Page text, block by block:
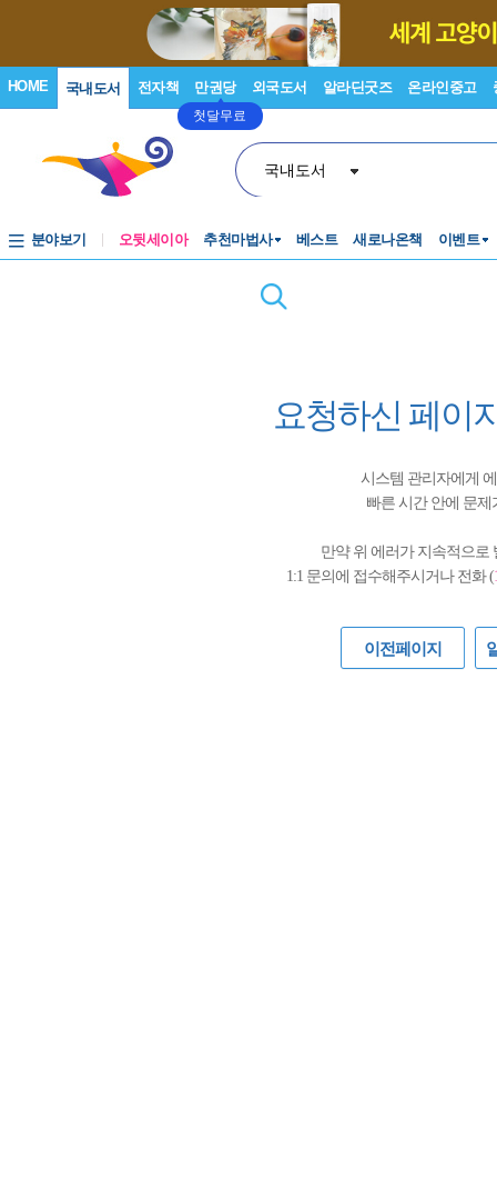
HOME 국내도서 전자책 만권당
첫달무료
외국도서 알라딘굿즈 온라인중고
국내도서
분야보기 오뒷세이아 추천마법사 베스트 새로나온책 이벤트
요청하신 페이
시스템 관리자에게
빠른 시간 안에 문
만약 위 에러가 지속적으로
1:1 문의에 접수해주시거나 전화 (
이전페이지